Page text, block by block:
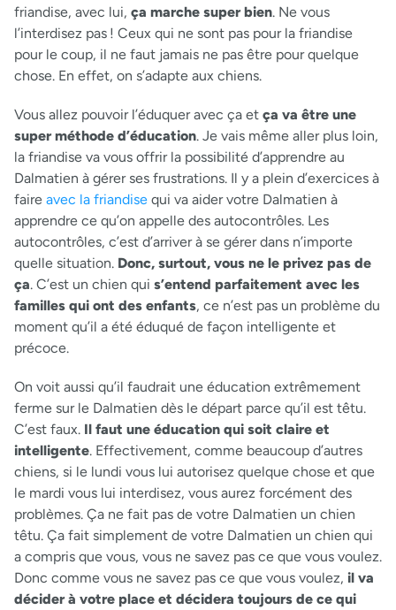
friandise, avec lui, ça marche super bien. Ne vous
l’interdisez pas ! Ceux qui ne sont pas pour la friandise
pour le coup, il ne faut jamais ne pas être pour quelque
chose. En effet, on s’adapte aux chiens.
Vous allez pouvoir l’éduquer avec ça et ça va être une
super méthode d’éducation. Je vais même aller plus loin,
la friandise va vous offrir la possibilité d’apprendre au
Dalmatien à gérer ses frustrations. Il y a plein d’exercices à
faire avec la friandise qui va aider votre Dalmatien à
apprendre ce qu’on appelle des autocontrôles. Les
autocontrôles, c’est d’arriver à se gérer dans n’importe
quelle situation. Donc, surtout, vous ne le privez pas de
ça. C’est un chien qui s’entend parfaitement avec les
familles qui ont des enfants, ce n’est pas un problème du
moment qu’il a été éduqué de façon intelligente et
précoce.
On voit aussi qu’il faudrait une éducation extrêmement
ferme sur le Dalmatien dès le départ parce qu’il est têtu.
C’est faux. Il faut une éducation qui soit claire et
intelligente. Effectivement, comme beaucoup d’autres
chiens, si le lundi vous lui autorisez quelque chose et que
le mardi vous lui interdisez, vous aurez forcément des
problèmes. Ça ne fait pas de votre Dalmatien un chien
têtu. Ça fait simplement de votre Dalmatien un chien qui
a compris que vous, vous ne savez pas ce que vous voulez.
Donc comme vous ne savez pas ce que vous voulez, il va
décider à votre place et décidera toujours de ce qui